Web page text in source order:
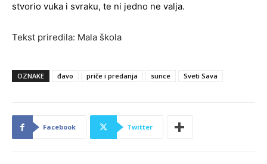
stvorio vuka i svraku, te ni jedno ne valja.
Tekst priredila: Mala škola
OZNAKE đavo priče i predanja sunce Sveti Sava
Facebook Twitter